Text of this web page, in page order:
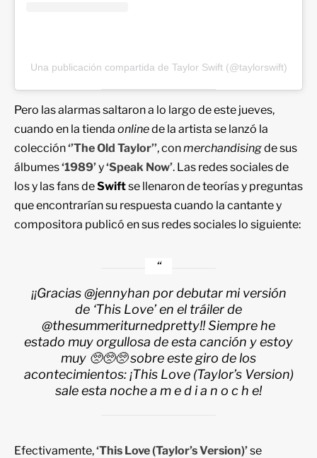
Una publicación compartida de Taylor Swift (@taylorswift)
Pero las alarmas saltaron a lo largo de este jueves,
cuando en la tienda onlinede la artista se lanzó la
colección‘’The Old Taylor’’, conmerchandisingde sus
álbumes‘1989’y‘Speak Now’. Las redes sociales de
los y las fans deSwiftse llenaron de teorías y preguntas
que encontrarían su respuesta cuando la cantante y
compositora publicó en sus redes sociales lo siguiente:
¡¡Gracias @jennyhan por debutar mi versión
de ‘This Love’ en el tráiler de
@thesummeriturnedpretty!! Siempre he
estado muy orgullosa de esta canción y estoy
muy 🥺🥺🥺sobre este giro de los
acontecimientos: ¡This Love (Taylor’s Version)
sale esta noche a m e d i a n o c h e!
Efectivamente,‘This Love (Taylor’s Version)’se